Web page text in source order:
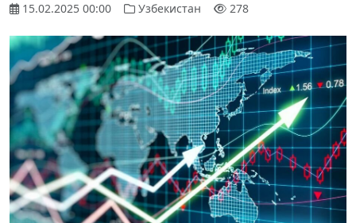
15.02.2025 00:00 Узбекистан 278